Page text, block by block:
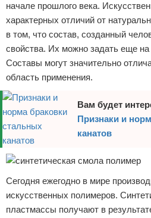
начале прошлого века.
характерных отличий от
в том, что состав, созданный
свойства. Их можно задать еще на
Составы могут значительно
область применения.
Вам будет
Признаки и
канатов
Сегодня ежегодно в мире
искусственных полимеров.
пластмассы получают в